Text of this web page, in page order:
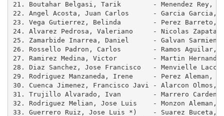
21. Boutahar Belgasi, Tarik        - Menendez Rey,
22. Angel Acosta, Juan Carlos      - Garcia Garcia,
23. Vega Gutierrez, Belinda        - Perez
24. Alvarez Pedrosa, Valeriano     - Nicolas
25. Zamarbide Inarrea, Daniel      - Galvan
26. Rossello Padron, Carlos        - Ramos Aguilar,
27. Ramirez Medina, Victor         - Martin
28. Diaz Sanchez, Jose Francisco   - Menvielle
29. Rodriguez Manzaneda, Irene     - Perez Aleman,
30. Cuenca Jimenez, Francisco Javi - Alarcon
31. Trujillo Alvarado, Ivan        - Marrero
32. Rodriguez Melian, Jose Luis    - Monzon
33. Guerrero Ruiz, Jose Luis *)    - Suarez Buceta,